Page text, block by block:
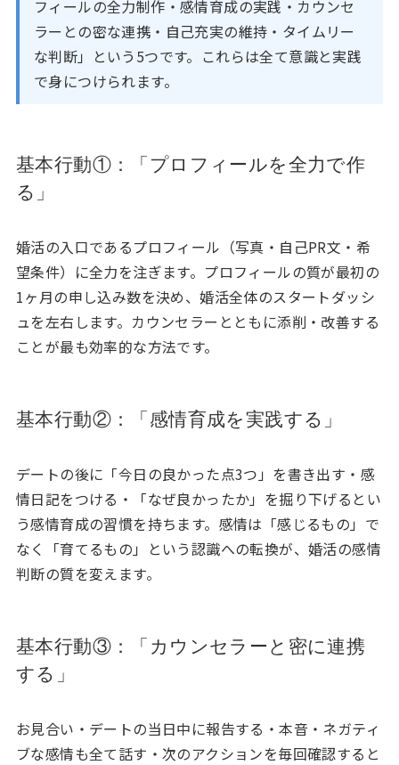
フィールの全力制作・感情育成の実践・カウンセ
ラーとの密な連携・自己充実の維持・タイムリー
な判断」という5つです。これらは全て意識と実践
で身につけられます。
基本行動①：「プロフィールを全力で作
る」
婚活の入口であるプロフィール（写真・自己PR文・希
望条件）に全力を注ぎます。プロフィールの質が最初の
1ヶ月の申し込み数を決め、婚活全体のスタートダッシ
ュを左右します。カウンセラーとともに添削・改善する
ことが最も効率的な方法です。
基本行動②：「感情育成を実践する」
デートの後に「今日の良かった点3つ」を書き出す・感
情日記をつける・「なぜ良かったか」を掘り下げるとい
う感情育成の習慣を持ちます。感情は「感じるもの」で
なく「育てるもの」という認識への転換が、婚活の感情
判断の質を変えます。
基本行動③：「カウンセラーと密に連携
する」
お見合い・デートの当日中に報告する・本音・ネガティ
ブな感情も全て話す・次のアクションを毎回確認すると